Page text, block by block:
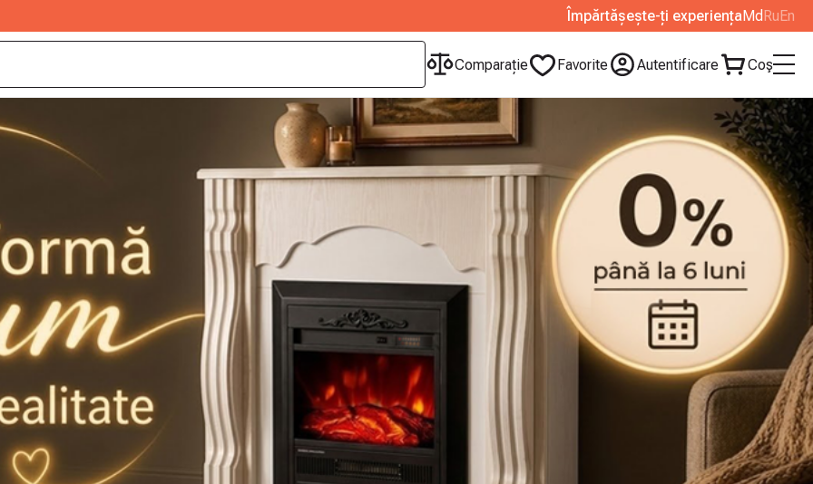
Împărtășește-ți experiențaMdRuEn
Сomparație Favorite Autentificare Coş